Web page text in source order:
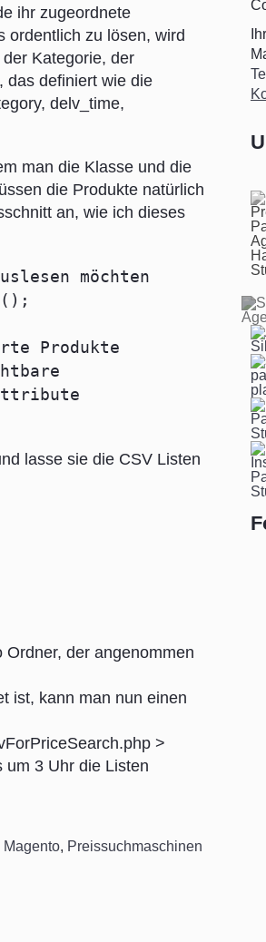
ihr zugeordnete
ordentlich zu lösen, wird
Kategorie, der
das definiert wie die
delv_time,
man die Klasse und die
die Produkte natürlich
an, wie ich dieses
möchten
Produkte
lasse sie die CSV Listen
Ordner, der angenommen
ist, kann man nun einen
>
um 3 Uhr die Listen
Magento, Preissuchmaschinen